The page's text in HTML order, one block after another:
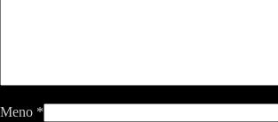
Meno *